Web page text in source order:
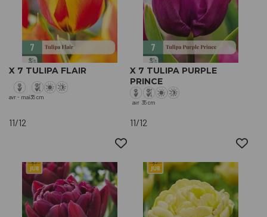
X 7 TULIPA FLAIR
avr - mai35 cm
11/12
X 7 TULIPA PURPLE
PRINCE
avr 35 cm
11/12